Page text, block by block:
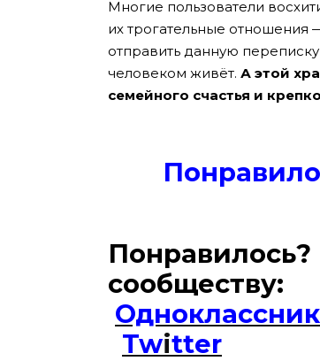
Многие пользователи
их трогательные
отправить данную
человеком живёт. А этой
семейного счастья и
сообществу:
Twitter